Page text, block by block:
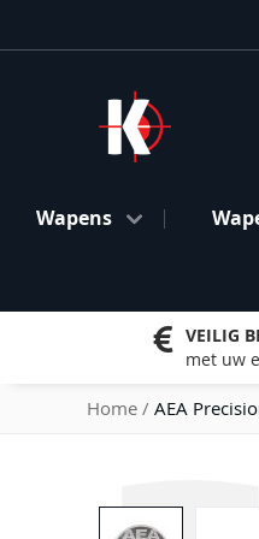
naar
inhoud
Wapens
VEILIG
met uw
Home AEA